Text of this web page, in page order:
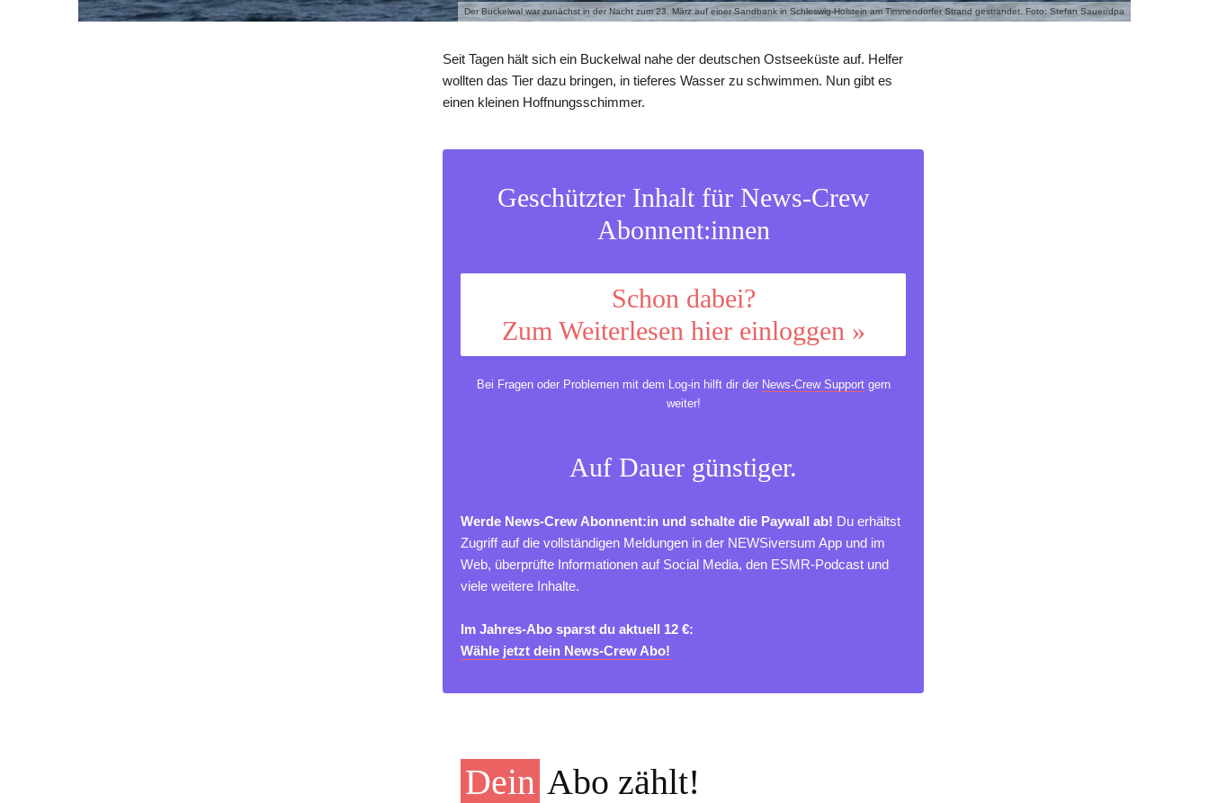
Der Buckelwal war zunächst in der Nacht zum 23. März auf einer Sandbank in Schleswig-Holstein am Timmendorfer Strand gestrandet. Foto: Stefan Sauer/dpa
Seit Tagen hält sich ein Buckelwal nahe der deutschen Ostseeküste auf. Helfer
wollten das Tier dazu bringen, in tieferes Wasser zu schwimmen. Nun gibt es
einen kleinen Hoffnungsschimmer.
Geschützter Inhalt für News-Crew
Abonnent:innen
Schon dabei?
Zum Weiterlesen hier einloggen »
Bei Fragen oder Problemen mit dem Log-in hilft dir der News-Crew Supportgern
weiter!
Auf Dauer günstiger.
Werde News-Crew Abonnent:in und schalte die Paywall ab! Du erhältst
Zugriff auf die vollständigen Meldungen in der NEWSiversum App und im
Web, überprüfte Informationen auf Social Media, den ESMR-Podcast und
viele weitere Inhalte.
Im Jahres-Abo sparst du aktuell 12 €:
Wähle jetzt dein News-Crew Abo!
Dein Abo zählt!